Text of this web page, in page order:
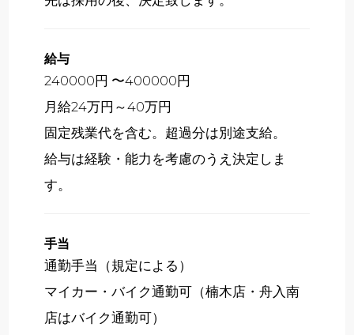
給与
240000円 〜400000円
月給24万円～40万円
固定残業代を含む。超過分は別途支給。
給与は経験・能力を考慮のうえ決定しま
す。
手当
通勤手当（規定による）
マイカー・バイク通勤可（楠木店・舟入南
店はバイク通勤可）